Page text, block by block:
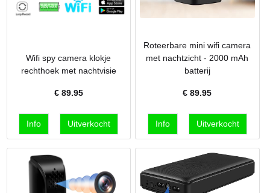
Wifi spy camera klokje
rechthoek met nachtvisie
€ 89.95
Roteerbare mini wifi camera
met nachtzicht - 2000 mAh
batterij
€89.95